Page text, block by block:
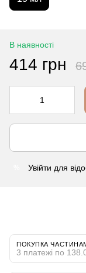
В наявності
414 грн
Увійти для
ПОКУПКА
3 платежі по